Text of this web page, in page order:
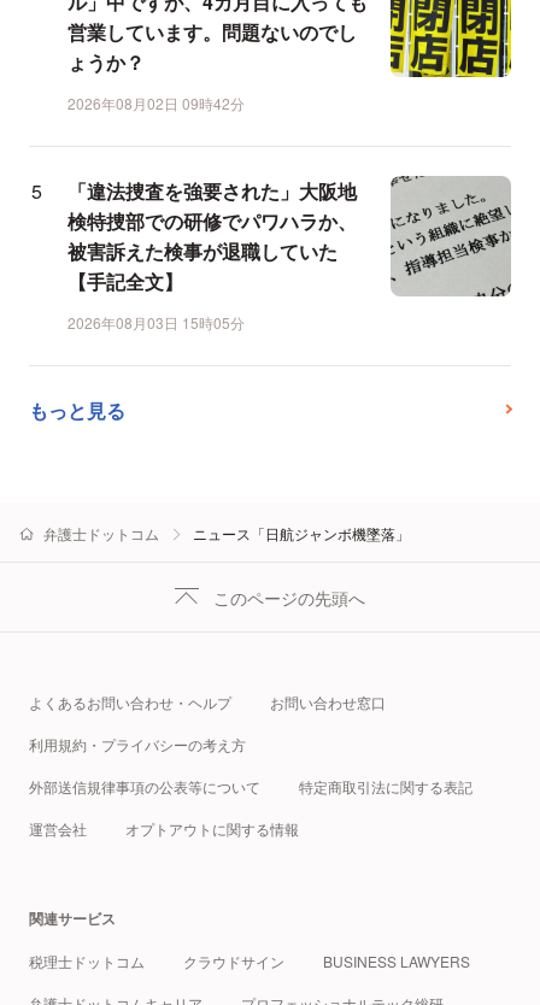
営業しています。問題ないのでし
ょうか？
2026年08月02日 09時42分
「違法捜査を強要された」大阪地
検特捜部での研修でパワハラか、
被害訴えた検事が退職していた
【手記全文】
2026年08月03日 15時05分
もっと見る
弁護士ドットコム ニュース「日航ジャンボ機墜落」
このページの先頭へ
よくあるお問い合わせ・ヘルプ お問い合わせ窓口
利用規約・プライバシーの考え方
外部送信規律事項の公表等について 特定商取引法に関する表記
運営会社 オプトアウトに関する情報
関連サービス
税理士ドットコム クラウドサイン BUSINESS LAWYERS